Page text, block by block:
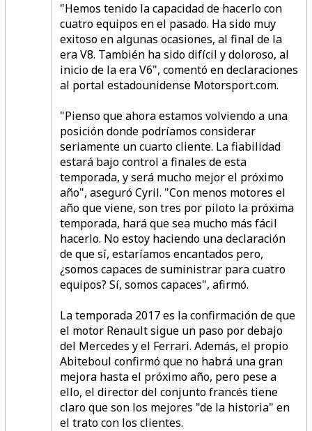
"Hemos tenido la capacidad de hacerlo con
cuatro equipos en el pasado. Ha sido muy
exitoso en algunas ocasiones, al final de la
era V8. También ha sido difícil y doloroso, al
inicio de la era V6", comentó en declaraciones
al portal estadounidense Motorsport.com.
"Pienso que ahora estamos volviendo a una
posición donde podríamos considerar
seriamente un cuarto cliente. La fiabilidad
estará bajo control a finales de esta
temporada, y será mucho mejor el próximo
año", aseguró Cyril. "Con menos motores el
año que viene, son tres por piloto la próxima
temporada, hará que sea mucho más fácil
hacerlo. No estoy haciendo una declaración
de que sí, estaríamos encantados pero,
¿somos capaces de suministrar para cuatro
equipos? Sí, somos capaces", afirmó.
La temporada 2017 es la confirmación de que
el motor Renault sigue un paso por debajo
del Mercedes y el Ferrari. Además, el propio
Abiteboul confirmó que no habrá una gran
mejora hasta el próximo año, pero pese a
ello, el director del conjunto francés tiene
claro que son los mejores "de la historia" en
el trato con los clientes.